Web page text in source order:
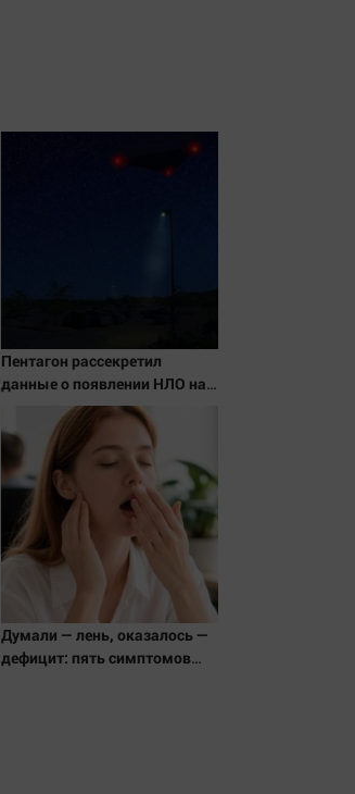
Пентагон рассекретил
данные о появлении НЛО на
Ближнем Востоке
Думали — лень, оказалось —
дефицит: пять симптомов